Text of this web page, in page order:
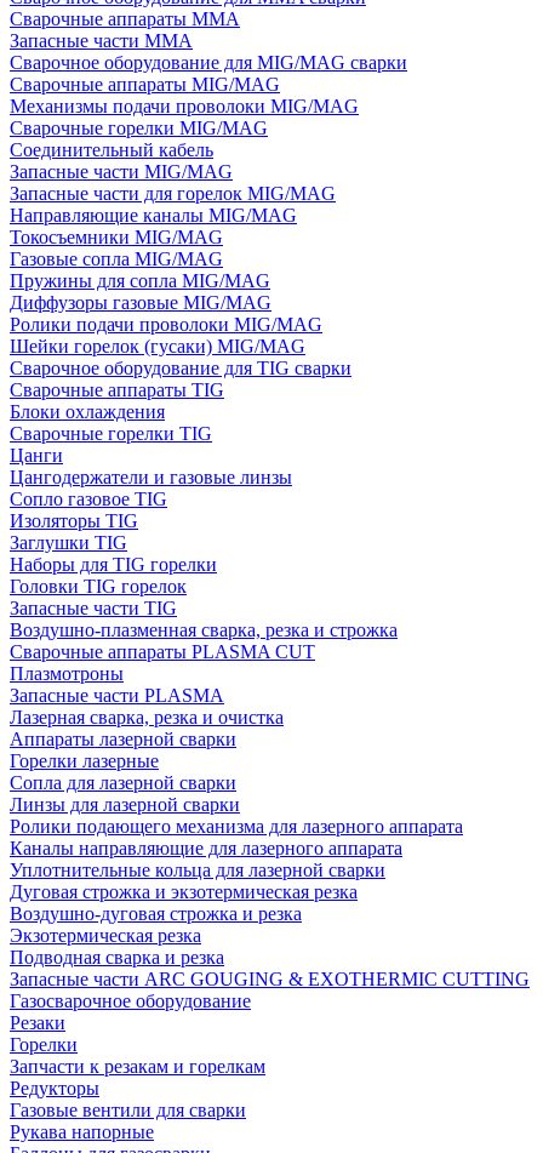
Сварочные аппараты MMA
Запасные части MMA
Сварочное оборудование для MIG/MAG сварки
Сварочные аппараты MIG/MAG
Механизмы подачи проволоки MIG/MAG
Сварочные горелки MIG/MAG
Соединительный кабель
Запасные части MIG/MAG
Запасные части для горелок MIG/MAG
Направляющие каналы MIG/MAG
Токосъемники MIG/MAG
Газовые сопла MIG/MAG
Пружины для сопла MIG/MAG
Диффузоры газовые MIG/MAG
Ролики подачи проволоки MIG/MAG
Шейки горелок (гусаки) MIG/MAG
Сварочное оборудование для TIG сварки
Сварочные аппараты TIG
Блоки охлаждения
Сварочные горелки TIG
Цанги
Цангодержатели и газовые линзы
Сопло газовое TIG
Изоляторы TIG
Заглушки TIG
Наборы для TIG горелки
Головки TIG горелок
Запасные части TIG
Воздушно-плазменная сварка, резка и строжка
Сварочные аппараты PLASMA CUT
Плазмотроны
Запасные части PLASMA
Лазерная сварка, резка и очистка
Аппараты лазерной сварки
Горелки лазерные
Сопла для лазерной сварки
Линзы для лазерной сварки
Ролики подающего механизма для лазерного аппарата
Каналы направляющие для лазерного аппарата
Уплотнительные кольца для лазерной сварки
Дуговая строжка и экзотермическая резка
Воздушно-дуговая строжка и резка
Экзотермическая резка
Подводная сварка и резка
Запасные части ARC GOUGING & EXOTHERMIC CUTTING
Газосварочное оборудование
Резаки
Горелки
Запчасти к резакам и горелкам
Редукторы
Газовые вентили для сварки
Рукава напорные